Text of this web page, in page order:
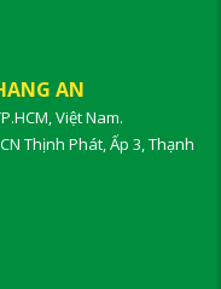
AN
Việt Nam.
Thịnh Phát, Ấp 3, Thạnh